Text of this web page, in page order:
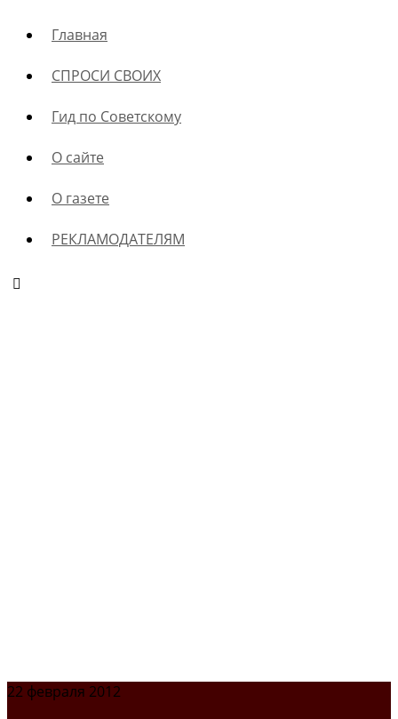
Главная
СПРОСИ СВОИХ
Гид по Советскому
О сайте
О газете
РЕКЛАМОДАТЕЛЯМ
22 февраля 2012